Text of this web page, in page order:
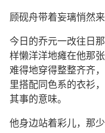
顾砚舟带着妄璃悄然
今日的乔元一改往日
样懒洋洋地瘫在他那
难得地穿得整整齐齐
里搭配同色系的衣衫
其事的意味。
他身边站着彩儿，那